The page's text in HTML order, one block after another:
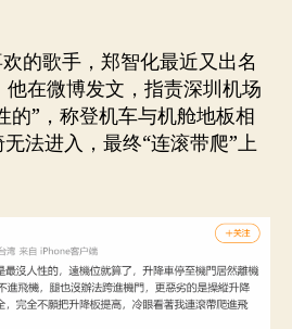
的歌手，郑智化最近又出名
在微博发文，指责深圳机场
的”，称登机车与机舱地板相
法进入，最终“连滚带爬”上